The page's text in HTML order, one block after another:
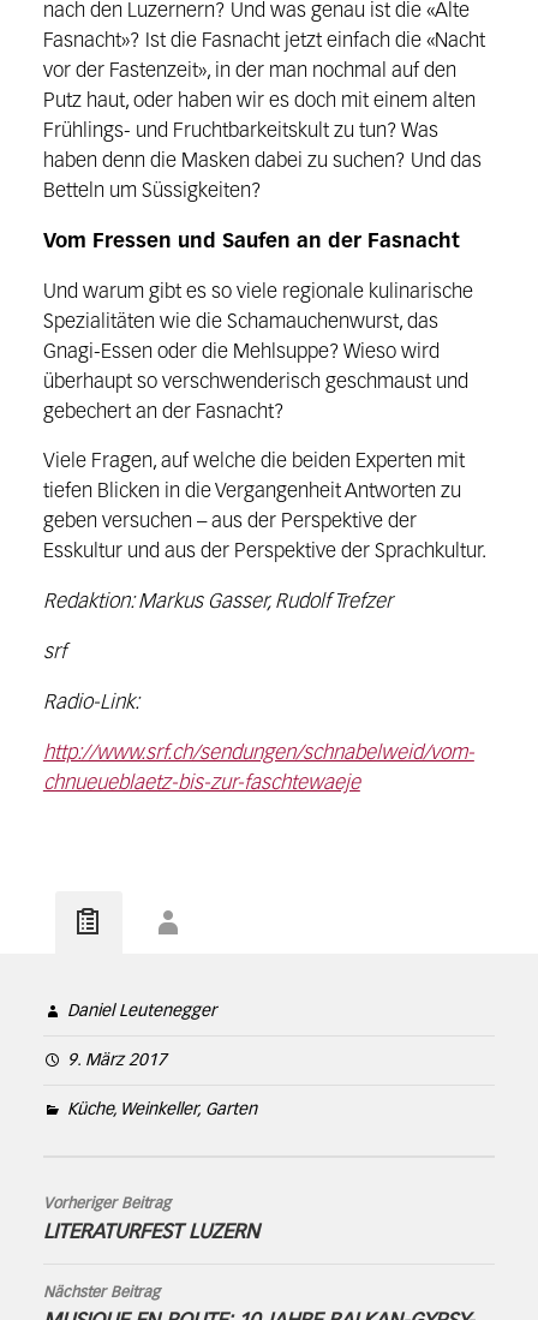
nach den Luzernern? Und was genau ist die «Alte
Fasnacht»? Ist die Fasnacht jetzt einfach die «Nacht
vor der Fastenzeit», in der man nochmal auf den
Putz haut, oder haben wir es doch mit einem alten
Frühlings- und Fruchtbarkeitskult zu tun? Was
haben denn die Masken dabei zu suchen? Und das
Betteln um Süssigkeiten?
Vom Fressen und Saufen an der Fasnacht
Und warum gibt es so viele regionale kulinarische
Spezialitäten wie die Schamauchenwurst, das
Gnagi-Essen oder die Mehlsuppe? Wieso wird
überhaupt so verschwenderisch geschmaust und
gebechert an der Fasnacht?
Viele Fragen, auf welche die beiden Experten mit
tiefen Blicken in die Vergangenheit Antworten zu
geben versuchen – aus der Perspektive der
Esskultur und aus der Perspektive der Sprachkultur.
Redaktion: Markus Gasser, Rudolf Trefzer
srf
Radio-Link:
http://www.srf.ch/sendungen/schnabelweid/vom-
chnueueblaetz-bis-zur-faschtewaeje
Daniel Leutenegger
9. März 2017
Küche, Weinkeller, Garten
Vorheriger Beitrag
LITERATURFEST LUZERN
Nächster Beitrag